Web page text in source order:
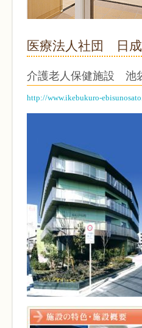
医療法人社団 日
介護老人保健施設 池
http://www.ikebukuro-